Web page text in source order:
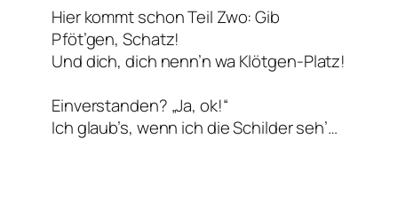
Hier kommt schon Teil Zwo:Gib
Pföt’gen, Schatz!
Und dich, dich nenn’n wa Klötgen-Platz!
Einverstanden? „Ja, ok!“
Ich glaub’s, wenn ich die Schilder seh’…